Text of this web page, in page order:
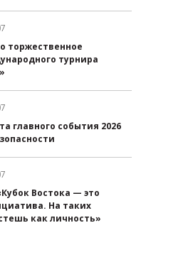
торжественное
турнира
главного события 2026
Востока — это
На таких
как личность»